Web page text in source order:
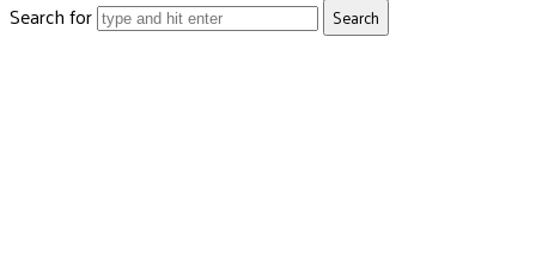
Search for